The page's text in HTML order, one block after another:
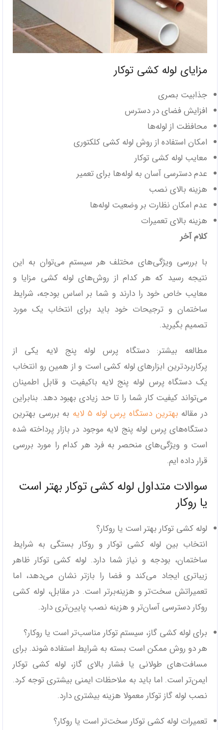
مزایای لوله کشی توکار
جذابیت بصری
افزایش فضای در دسترس
محافظت از لوله‌ها
امکان استفاده از روش لوله کشی کلکتوری
معایب لوله کشی توکار
عدم دسترسی آسان به لوله‌ها برای تعمیر
هزینه بالای نصب‌
عدم امکان نظارت بر وضعیت لوله‌ها
هزینه بالای تعمیرات
کلام آخر
با بررسی ویژگی‌های مختلف هر سیستم می‌توان به این
نتیجه رسید که هر کدام از روش‌های لوله کشی مزایا و
معایب خاص خود را دارند و شما بر اساس بودجه، شرایط
ساختمان و ترجیحات خود باید برای انتخاب یک مورد
تصمیم بگیرید.
مطالعه بیشتر: دستگاه پرس لوله پنج لایه یکی از
پرکاربرد‌ترین ابزار‌های لوله کشی است و از همین رو انتخاب
یک دستگاه پرس لوله پنج لایه باکیفیت و قابل اطمینان
می‌تواند کیفیت کار شما را تا حد زیادی بهبود دهد. بنابراین
در مقاله بهترین دستگاه پرس لوله 5 لایه
به بررسی بهترین
دستگاه‌های پرس لوله پنج لایه موجود در بازار پرداخته شده
است و ویژگی‌های منحصر به فرد هر کدام را مورد بررسی
قرار داده ایم.
سوالات متداول لوله کشی توکار بهتر است
یا روکار
لوله کشی توکار بهتر است یا روکار؟
انتخاب بین لوله کشی توکار و روکار بستگی به شرایط
ساختمان، بودجه و نیاز شما دارد. لوله کشی توکار ظاهر
زیباتری ایجاد می‌کند و فضا را بازتر نشان می‌دهد، اما
تعمیراتش سخت‌تر و هزینه‌برتر است. در مقابل، لوله کشی
روکار دسترسی آسان‌تر و هزینه نصب پایین‌تری دارد.
برای لوله کشی گاز، سیستم توکار مناسب‌تر است یا روکار؟
هر دو روش ممکن است بسته به شرایط استفاده شوند. برای
مسافت‌های طولانی یا فشار بالای گاز، لوله کشی توکار
ایمن‌تر است. اما باید به ملاحظات ایمنی بیشتری توجه کرد.
نصب لوله گاز توکار معمولا هزینه بیشتری دارد.
تعمیرات لوله کشی توکار سخت‌تر است یا روکار؟